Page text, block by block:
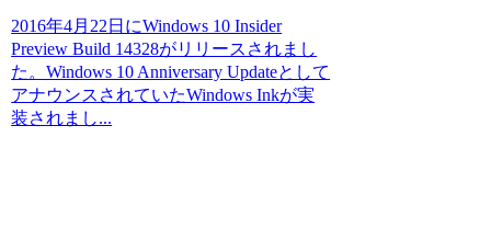
2016年4月22日にWindows 10 Insider
Preview Build 14328がリリースされまし
た。Windows 10 Anniversary Updateとして
アナウンスされていたWindows Inkが実
装されまし...